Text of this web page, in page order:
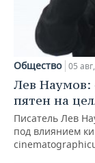
Общество 05
Лев Наумов:
пятен на
Писатель Лев
под влиянием